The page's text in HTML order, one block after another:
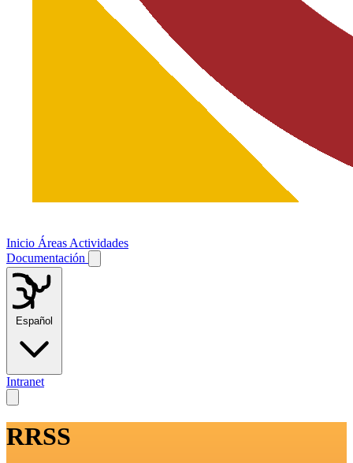
Inicio Áreas Actividades
Documentación
Español
Intranet
RRSS